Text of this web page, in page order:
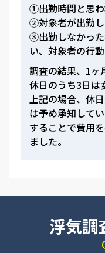
①出勤時間と思
②対象者が出勤
③出勤しなかっ
い、対象者の行動
調査の結果、1ヶ
休日のうち3日は
上記の場合、休
は予め承知して
することで費用
ました。
浮気調